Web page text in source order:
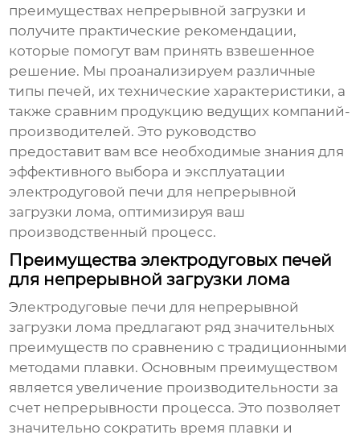
преимуществах непрерывной загрузки и
получите практические рекомендации,
которые помогут вам принять взвешенное
решение. Мы проанализируем различные
типы печей, их технические характеристики, а
также сравним продукцию ведущих компаний-
производителей. Это руководство
предоставит вам все необходимые знания для
эффективного выбора и эксплуатации
электродуговой печи для непрерывной
загрузки лома, оптимизируя ваш
производственный процесс.
Преимущества электродуговых печей
для непрерывной загрузки лома
Электродуговые печи для непрерывной
загрузки лома предлагают ряд значительных
преимуществ по сравнению с традиционными
методами плавки. Основным преимуществом
является увеличение производительности за
счет непрерывности процесса. Это позволяет
значительно сократить время плавки и